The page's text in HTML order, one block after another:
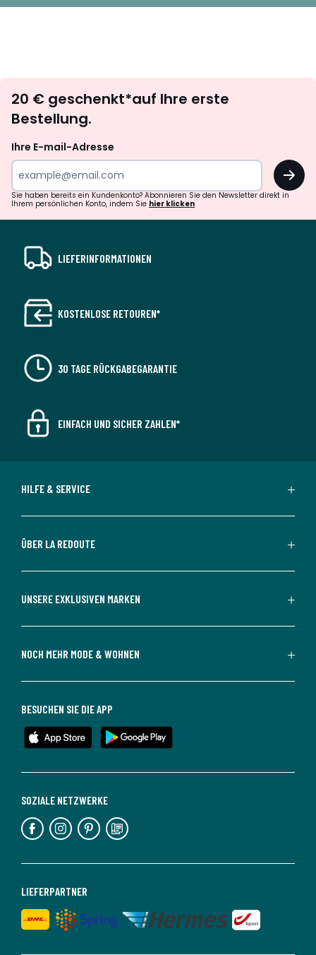
abonnieren
20 € geschenkt*auf Ihre erste
Bestellung.
Ihre E-mail-Adresse
OK
Sie haben bereits ein Kundenkonto? Abonnieren Sie den Newsletter direkt in
Ihrem persönlichen Konto, indem Sie hier klicken
LIEFERINFORMATIONEN
KOSTENLOSE RETOUREN*
30 TAGE RÜCKGABEGARANTIE
EINFACH UND SICHER ZAHLEN*
HILFE & SERVICE
ÜBER LA REDOUTE
UNSERE EXKLUSIVEN MARKEN
NOCH MEHR MODE & WOHNEN
LIEFERPARTNER
SOZIALE NETZWERKE
BESUCHEN SIE DIE APP